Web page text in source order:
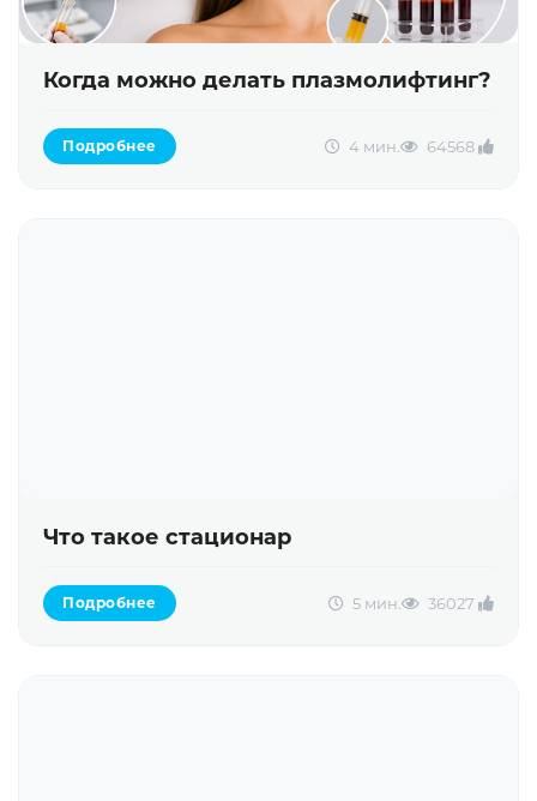
Когда можно делать плазмолифтинг?
Подробнее 4 мин. 64568
Что такое стационар
Подробнее 5 мин. 36027